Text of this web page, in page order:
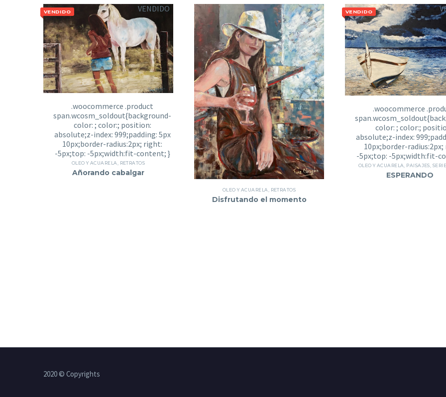
VENDIDO VENDIDO
OLEO Y ACUARELA RETRATOS
Añorando cabalgar
OLEO Y ACUARELA RETRATOS
Disfrutando el momento
VENDIDO
OLEO Y ACUARELA PAISAJES
ESPERANDO
2020 © Copyrights